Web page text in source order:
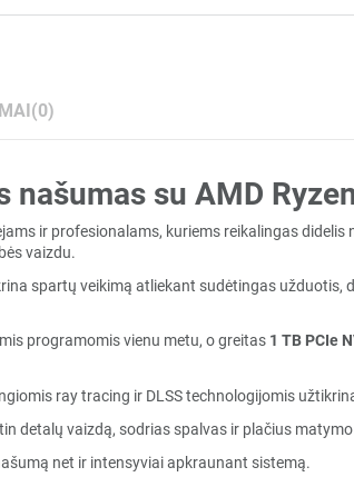
(0)
su AMD
ir profesionalams, kuriems reikalingas
vaizdu.
spartų veikimą atliekant sudėtingas užduotis,
programomis vienu metu, o greitas 1 TB PCIe
ray tracing ir DLSS technologijomis
detalų vaizdą, sodrias spalvas ir plačius
net ir intensyviai apkraunant sistemą.